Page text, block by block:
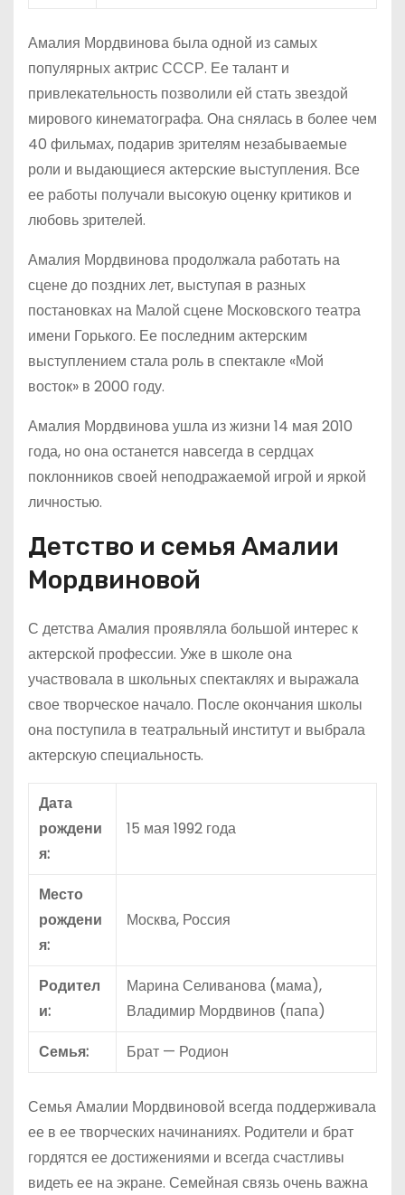
Амалия Мордвинова была одной из самых
популярных актрис СССР. Ее талант и
привлекательность позволили ей стать звездой
мирового кинематографа. Она снялась в более чем
40 фильмах, подарив зрителям незабываемые
роли и выдающиеся актерские выступления. Все
ее работы получали высокую оценку критиков и
любовь зрителей.
Амалия Мордвинова продолжала работать на
сцене до поздних лет, выступая в разных
постановках на Малой сцене Московского театра
имени Горького. Ее последним актерским
выступлением стала роль в спектакле «Мой
восток» в 2000 году.
Амалия Мордвинова ушла из жизни 14 мая 2010
года, но она останется навсегда в сердцах
поклонников своей неподражаемой игрой и яркой
личностью.
Детство и семья Амалии
Мордвиновой
С детства Амалия проявляла большой интерес к
актерской профессии. Уже в школе она
участвовала в школьных спектаклях и выражала
свое творческое начало. После окончания школы
она поступила в театральный институт и выбрала
актерскую специальность.
Дата
рождени
я:
15 мая 1992 года
Место
рождени
я:
Москва, Россия
Родител
и:
Марина Селиванова (мама),
Владимир Мордвинов (папа)
Семья:
Брат — Родион
Семья Амалии Мордвиновой всегда поддерживала
ее в ее творческих начинаниях. Родители и брат
гордятся ее достижениями и всегда счастливы
видеть ее на экране. Семейная связь очень важна